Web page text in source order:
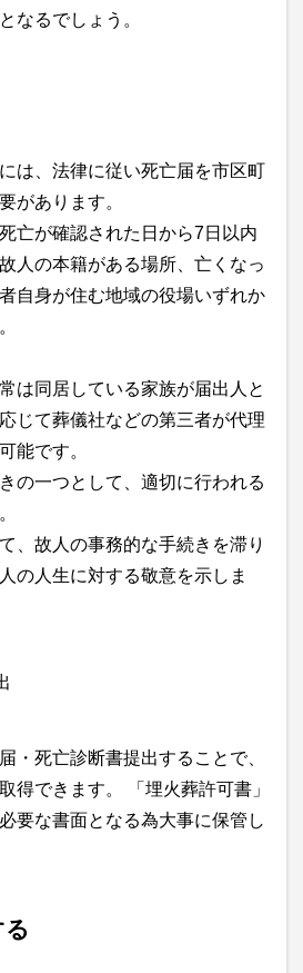
なるでしょう。
は、法律に従い死亡届を市区町
があります。
亡が確認された日から7日以内
人の本籍がある場所、亡くなっ
自身が住む地域の役場いずれか
は同居している家族が届出人と
じて葬儀社などの第三者が代理
能です。
の一つとして、適切に行われる
、故人の事務的な手続きを滞り
の人生に対する敬意を示しま
・死亡診断書提出することで、
得できます。 「埋火葬許可書」
要な書面となる為大事に保管し